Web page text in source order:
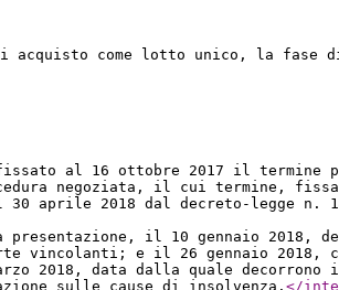
acquisto come lotto unico, la fase
al 16 ottobre 2017 il termine
negoziata, il cui termine,
aprile 2018 dal decreto-legge n.
il 10 gennaio 2018,
vincolanti; e il 26 gennaio 2018,
2018, data dalla quale
sulle cause di insolvenza. </